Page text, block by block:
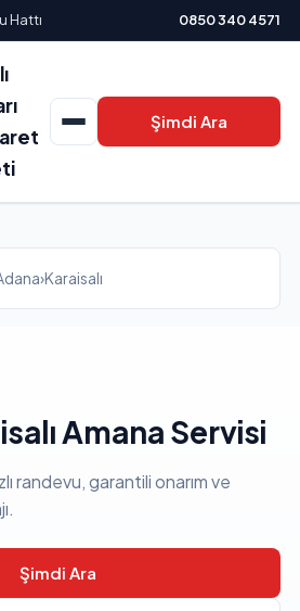
Hattı 0850 340 4571
Şimdi Ara
›Karaisalı
Amana Servisi
randevu, garantili onarım ve
Şimdi Ara